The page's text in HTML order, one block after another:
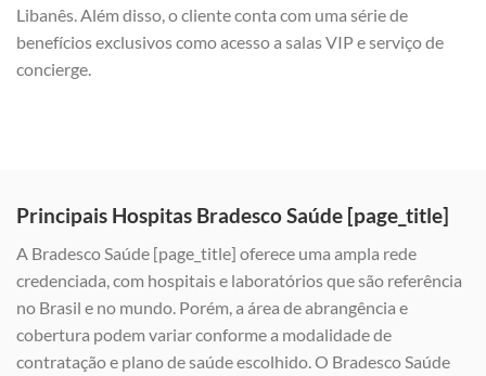
Libanês. Além disso, o cliente conta com uma série de
benefícios exclusivos como acesso a salas VIP e serviço de
concierge.
Principais Hospitas Bradesco Saúde [page_title]
A Bradesco Saúde [page_title] oferece uma ampla rede
credenciada, com hospitais e laboratórios que são referência
no Brasil e no mundo. Porém, a área de abrangência e
cobertura podem variar conforme a modalidade de
contratação e plano de saúde escolhido. O Bradesco Saúde